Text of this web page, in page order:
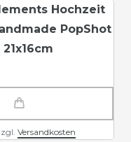
Hochzeit
PopShot
Versandkosten